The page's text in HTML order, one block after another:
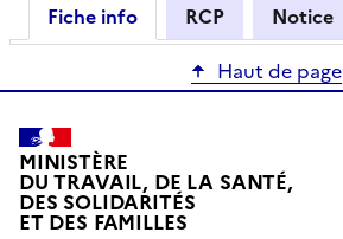
Fiche info RCP
Notice
Haut de page
MINISTÈRE
DU TRAVAIL, DE LA SANTÉ,
DES SOLIDARITÉS
ET DES FAMILLES